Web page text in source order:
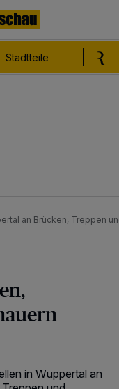
Stadtteile
an Brücken, Treppen
in Wuppertal an